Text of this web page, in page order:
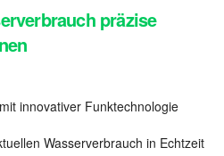
präzise
innovativer Funktechnologie
Wasserverbrauch in Echtzeit